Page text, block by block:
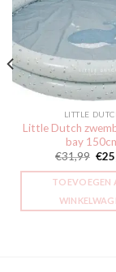
LITTLE
Little Dutch
bay
€31,99
was:
€
TOEVOEGEN